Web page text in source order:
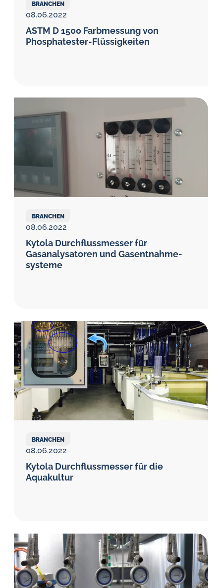
BRANCHEN
08.06.2022
ASTM D 1500 Farbmessung von
Phosphatester-Flüssigkeiten
BRANCHEN
08.06.2022
Kytola Durchfluss­messer für
Gasanalysa­toren und Gasentnahme­
systeme
BRANCHEN
08.06.2022
Kytola Durchfluss­messer für die
Aquakultur